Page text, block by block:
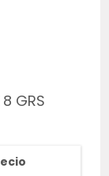
8 GRS